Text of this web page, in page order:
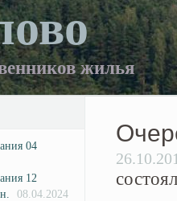
жилья
04
12
08.04.2024